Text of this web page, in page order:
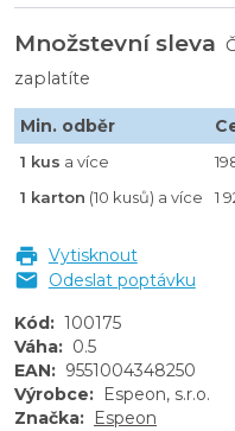
Množstevní sleva
zaplatíte
Min. odběr
1 kus a více
1 karton (10 kusů) a více 1
Vytisknout
Odeslat poptávku
Kód : 100175
Váha: 0.5
EAN: 9551004348250
Výrobce:
Espeon, s.r.o.
Značka: Espeon